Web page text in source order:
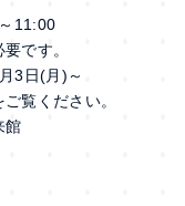
11:00
す。
(月)～
ださい。